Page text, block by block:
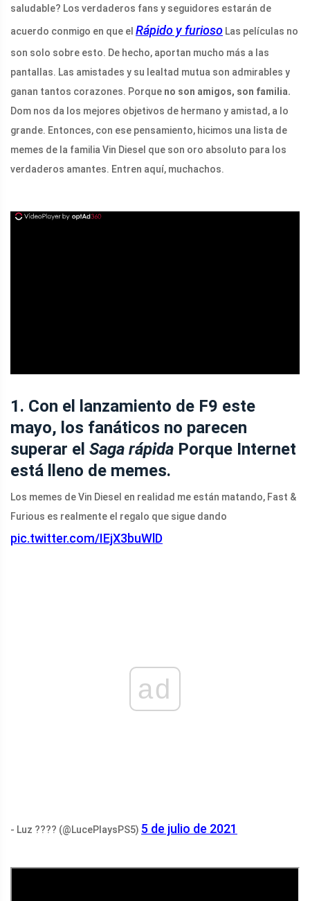
saludable? Los verdaderos fans y seguidores estarán de
acuerdo conmigo en que el Rápido y furioso Las películas no
son solo sobre esto. De hecho, aportan mucho más a las
pantallas. Las amistades y su lealtad mutua son admirables y
ganan tantos corazones. Porque no son amigos, son familia.
Dom nos da los mejores objetivos de hermano y amistad, a lo
grande. Entonces, con ese pensamiento, hicimos una lista de
memes de la familia Vin Diesel que son oro absoluto para los
verdaderos amantes. Entren aquí, muchachos.
1. Con el lanzamiento de F9 este
mayo, los fanáticos no parecen
superar el Saga rápida Porque Internet
está lleno de memes.
Los memes de Vin Diesel en realidad me están matando, Fast &
Furious es realmente el regalo que sigue dando
pic.twitter.com/IEjX3buWlD
ad
- Luz ???? (@LucePlaysPS5) 5 de julio de 2021